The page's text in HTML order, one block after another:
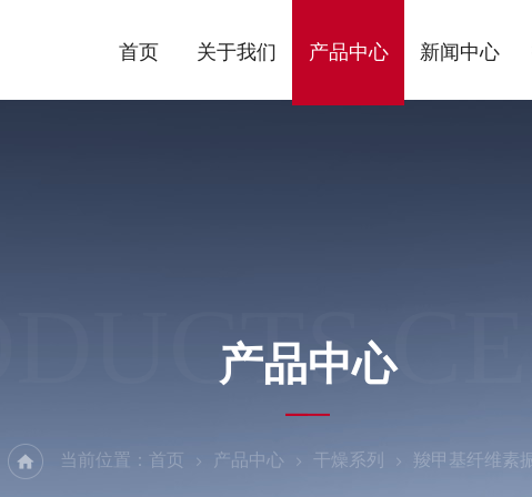
首页 关于我们 产品中心 新闻中心
产品中心
当前位置： 首页 产品中心 干燥系列 羧甲基纤维素